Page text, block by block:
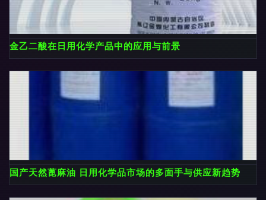
金乙二酸在日用化学产品中的应用与前景
国产天然蓖麻油 日用化学品市场的多面手与供应新趋势